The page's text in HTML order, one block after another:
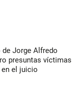
Jorge Alfredo
presuntas víctimas
el juicio